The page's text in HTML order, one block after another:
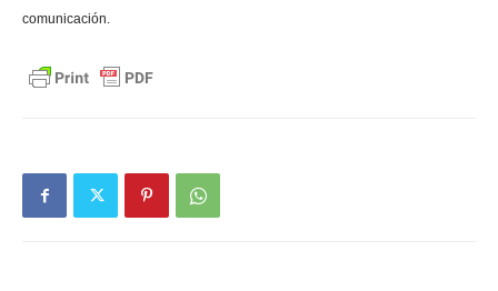
comunicación.